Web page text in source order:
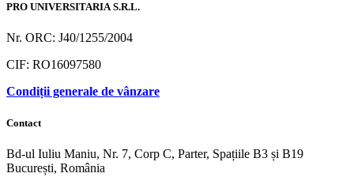
PRO UNIVERSITARIA S.R.L.
Nr. ORC: J40/1255/2004
CIF: RO16097580
Condiții generale de vânzare
Contact
Bd-ul Iuliu Maniu, Nr. 7, Corp C, Parter, Spațiile B3 și B19
București, România